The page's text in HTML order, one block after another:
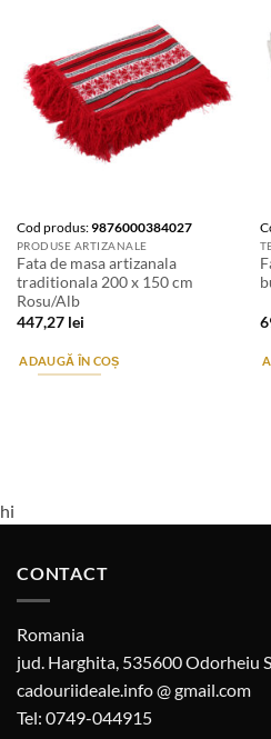
Cod produs:9876000384027
PRODUSE ARTIZANALE
Fata de masa artizanala
traditionala 200 x 150 cm
Rosu/Alb
447,27 lei
ADAUGĂ ÎN COȘ
hi
CONTACT
Romania
jud. Harghita, 535600 Odorheiu
cadouriideale.info @ gmail.com
Tel: 0749-044915